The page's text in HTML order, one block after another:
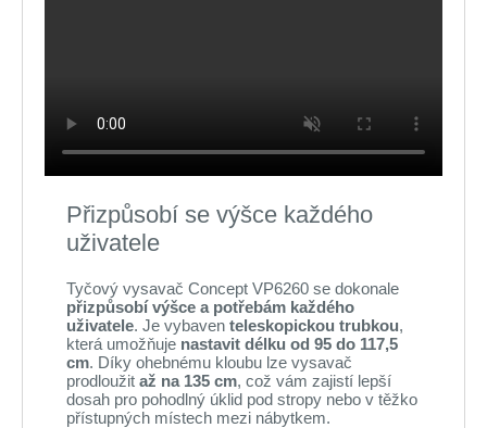
Přizpůsobí se výšce každého
uživatele
Tyčový vysavač Concept VP6260 se dokonale
přizpůsobí výšce a potřebám každého
uživatele. Je vybaven teleskopickou trubkou,
která umožňuje nastavit délku od 95 do 117,5
cm. Díky ohebnému kloubu lze vysavač
prodloužit až na 135 cm, což vám zajistí lepší
dosah pro pohodlný úklid pod stropy nebo v těžko
přístupných místech mezi nábytkem.